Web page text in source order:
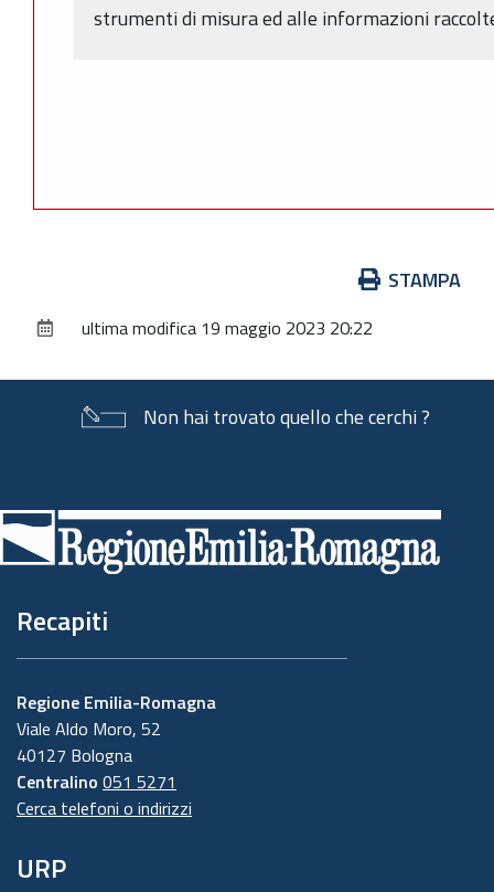
strumenti di misura ed alle informazioni
documento
STAMPA
ultima modifica 19 maggio 2023 20:22
Non hai trovato quello che cerchi ?
di
pagina
Recapiti
Regione Emilia-Romagna
Viale Aldo Moro, 52
40127 Bologna
Centralino 051 5271
Cerca telefoni o indirizzi
URP